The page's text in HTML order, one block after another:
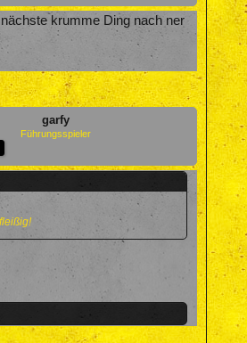
krumme Ding nach ner
garfy
Führungsspieler